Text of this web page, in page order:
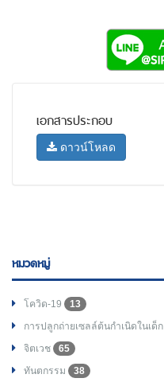
เอกสารประกอบ
ดาวน์โหลด
หมวดหมู่
โควิด-19
13
การปลูกถ่ายเซลล์ต้นกำเนิดในเด็ก
จิตเวช
65
ทันตกรรม
38